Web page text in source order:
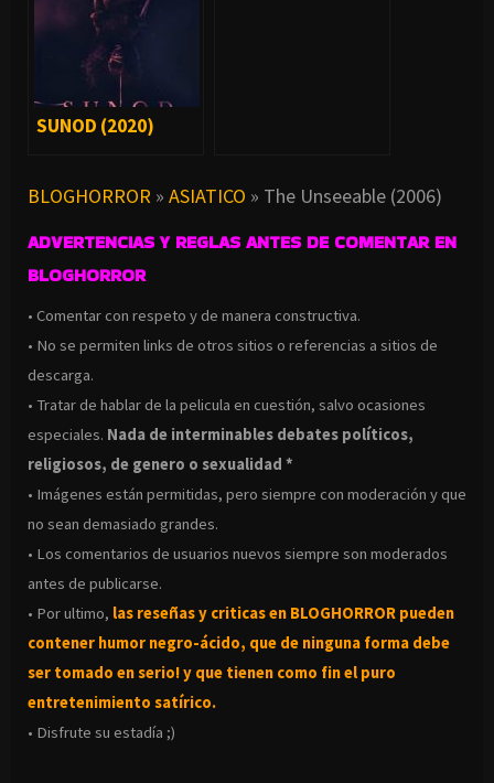
SUNOD (2020)
BLOGHORROR » ASIATICO » The Unseeable (2006)
ADVERTENCIAS Y REGLAS ANTES DE COMENTAR EN
BLOGHORROR
• Comentar con respeto y de manera constructiva.
• No se permiten links de otros sitios o referencias a sitios de
descarga.
• Tratar de hablar de la pelicula en cuestión, salvo ocasiones
especiales. Nada de interminables debates políticos,
religiosos, de genero o sexualidad *
• Imágenes están permitidas, pero siempre con moderación y que
no sean demasiado grandes.
• Los comentarios de usuarios nuevos siempre son moderados
antes de publicarse.
• Por ultimo, las reseñas y criticas en BLOGHORROR pueden
contener humor negro-ácido, que de ninguna forma debe
ser tomado en serio! y que tienen como fin el puro
entretenimiento satírico.
• Disfrute su estadía ;)